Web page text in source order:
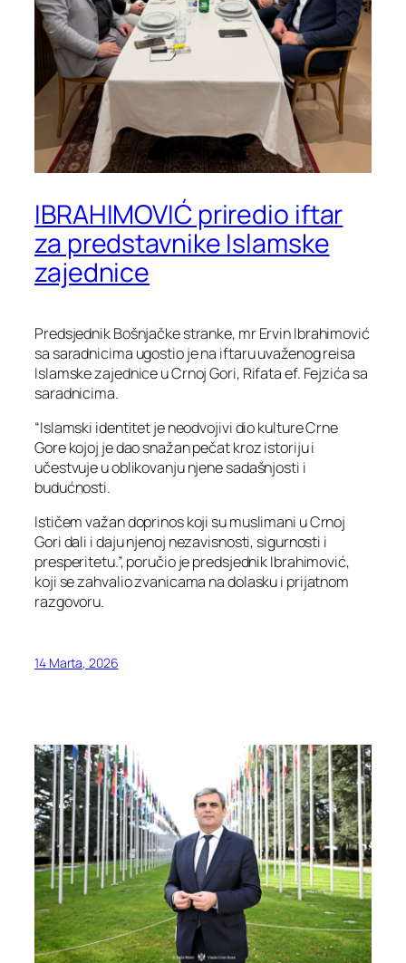
IBRAHIMOVIĆ priredio iftar
za predstavnike Islamske
zajednice
Predsjednik Bošnjačke stranke, mr Ervin Ibrahimović
sa saradnicima ugostio je na iftaru uvaženog reisa
Islamske zajednice u Crnoj Gori, Rifata ef. Fejzića sa
saradnicima.
“Islamski identitet je neodvojivi dio kulture Crne
Gore kojoj je dao snažan pečat kroz istoriju i
učestvuje u oblikovanju njene sadašnjosti i
budućnosti.
Ističem važan doprinos koji su muslimani u Crnoj
Gori dali i daju njenoj nezavisnosti, sigurnosti i
presperitetu.”, poručio je predsjednik Ibrahimović,
koji se zahvalio zvanicama na dolasku i prijatnom
razgovoru.
14 Marta, 2026